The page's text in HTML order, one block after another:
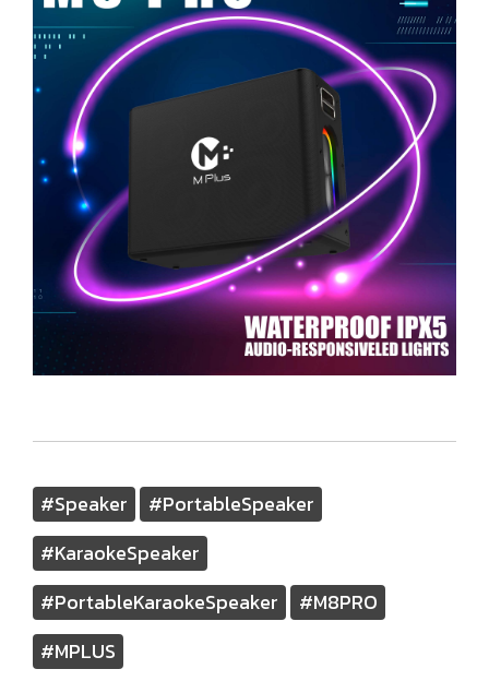
#Speaker
#PortableSpeaker
#KaraokeSpeaker
#PortableKaraokeSpeaker
#M8PRO
#MPLUS